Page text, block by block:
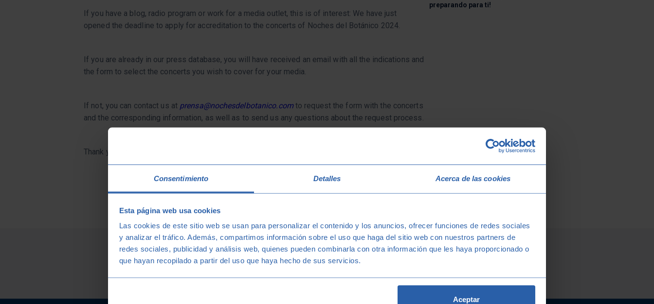
Consentimiento Detalles Acerca de las cookies
Esta página web usa cookies
Las cookies de este sitio web se usan para personalizar el contenido y los anuncios, ofrecer funciones de redes sociales
y analizar el tráfico. Además, compartimos información sobre el uso que haga del sitio web con nuestros partners de
redes sociales, publicidad y análisis web, quienes pueden combinarla con otra información que les haya proporcionado o
que hayan recopilado a partir del uso que haya hecho de sus servicios.
Aceptar
If you have a blog, radio program or work for a media outlet, this is of interest: We have just
opened the deadline to apply for accreditation to the concerts of Noches del Botánico 2024.
If you are already in our press database, you will have received an email with all the indications and
the form to select the concerts you wish to cover for your media.
If not, you can contact us at prensa@nochesdelbotanico.comto request the form with the concerts
and the corresponding information, as well as to send us any questions about the request process.
Thank you very much!
preparando para ti!
Related News